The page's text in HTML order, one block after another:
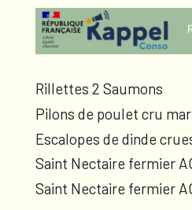
Rillettes 2 Saumons
Pilons de poulet cru
Escalopes de dinde
Saint Nectaire fermier
Saint Nectaire fermier